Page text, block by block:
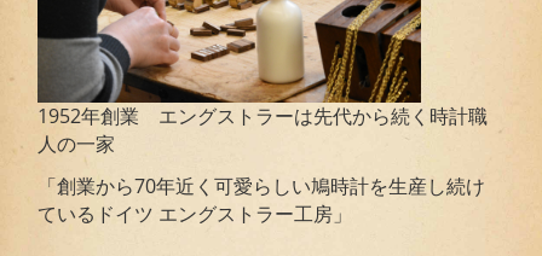
1952年創業 エングストラーは先代から続く時計職
人の一家
「創業から70年近く可愛らしい鳩時計を生産し続け
ているドイツ エングストラー工房」